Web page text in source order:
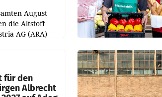
August
die Altstoff
AG (ARA)
„Kreislauf-
Müller-Filialen
für den
Albrecht